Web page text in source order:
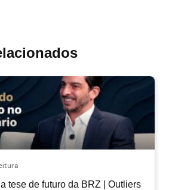
tese de futuro da BRZ | Outliers